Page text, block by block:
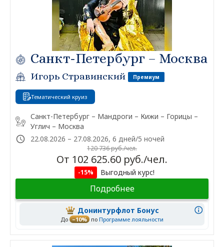
Санкт-Петербург – Москва
Игорь Стравинский Премиум
Тематический круиз
Санкт-Петербург – Мандроги – Кижи – Горицы –
Углич – Москва
22.08.2026 – 27.08.2026, 6 дней/5 ночей
120 736 руб./чел.
От 102 625.60 руб./чел.
-15% Выгодный курс!
Подробнее
Донинтурфлот Бонус
До –10% по Программе лояльности